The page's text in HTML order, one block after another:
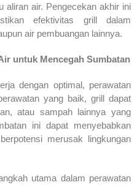
aliran air. Pengecekan akhir ini
efektivitas grill dalam
air pembuangan lainnya.
untuk Mencegah Sumbatan
dengan optimal, perawatan
yang baik, grill dapat
atau sampah lainnya yang
ini dapat menyebabkan
merusak lingkungan
utama dalam perawatan